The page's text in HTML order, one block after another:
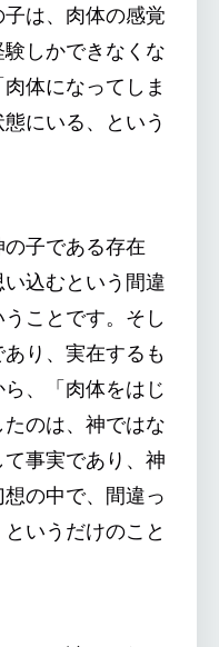
は、肉体の感覚
しかできなくな
体になってしま
にいる、という
子である存在
込むという間違
ことです。そし
り、実在するも
、「肉体をはじ
のは、神ではな
事実であり、神
の中で、間違っ
いうだけのこと